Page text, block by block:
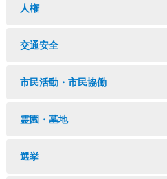
人権
交通安全
市民活動・市民協働
霊園・墓地
選挙